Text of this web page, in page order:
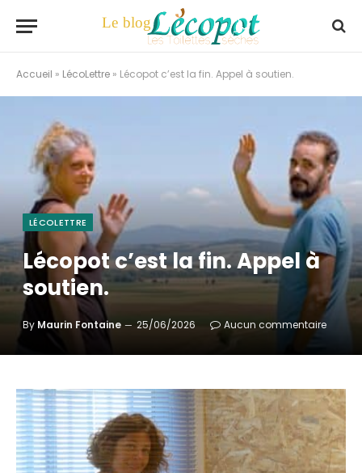
Accueil » LécoLettre » Lécopot c’est la fin. Appel à soutien.
LÉCOLETTRE
Lécopot c’est la fin. Appel à
soutien.
By Maurin Fontaine 25/06/2026 Aucun commentaire